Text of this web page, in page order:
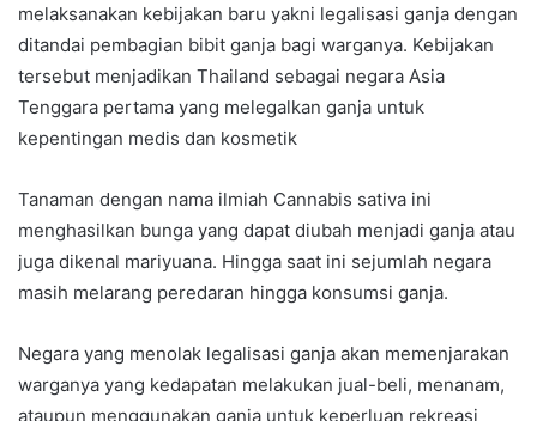
melaksanakan kebijakan baru yakni legalisasi ganja dengan
ditandai pembagian bibit ganja bagi warganya. Kebijakan
tersebut menjadikan Thailand sebagai negara Asia
Tenggara pertama yang melegalkan ganja untuk
kepentingan medis dan kosmetik
Tanaman dengan nama ilmiah Cannabis sativa ini
menghasilkan bunga yang dapat diubah menjadi ganja atau
juga dikenal mariyuana. Hingga saat ini sejumlah negara
masih melarang peredaran hingga konsumsi ganja.
Negara yang menolak legalisasi ganja akan memenjarakan
warganya yang kedapatan melakukan jual-beli, menanam,
ataupun menggunakan ganja untuk keperluan rekreasi